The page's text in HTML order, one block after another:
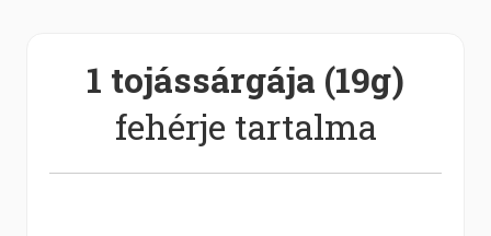
1 tojássárgája (19g)
fehérje tartalma